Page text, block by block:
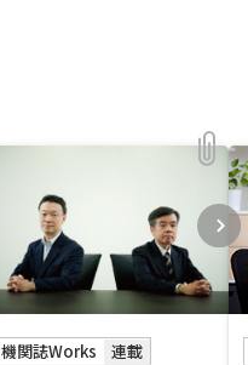
機関誌Works 連載